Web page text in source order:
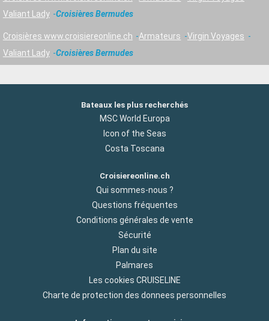
Valiant Lady
Croisières Bermudes
Croisières www.croisiereonline.ch Armateurs
Virgin Voyages
Valiant Lady
Croisières Bermudes
Bateaux les plus recherchés
MSC World Europa
Icon of the Seas
Costa Toscana
Croisiereonline.ch
Qui sommes-nous ?
Questions fréquentes
Conditions générales de vente
Sécurité
Plan du site
Palmares
Les cookies CRUISELINE
Charte de protection des donnees personnelles